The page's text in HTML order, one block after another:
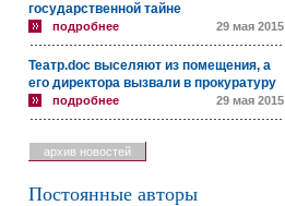
государственной тайне
подробнее 29 мая 2015
Театр.doc выселяют из помещения, а
его директора вызвали в прокуратуру
подробнее 29 мая 2015
архив новостей
Постоянные авторы